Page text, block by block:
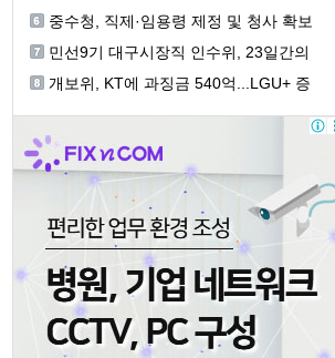
중수청, 직제·임용령 제정 및 청사 확보
민선9기 대구시장직 인수위, 23일간의
개보위, KT에 과징금 540억...LGU+ 증